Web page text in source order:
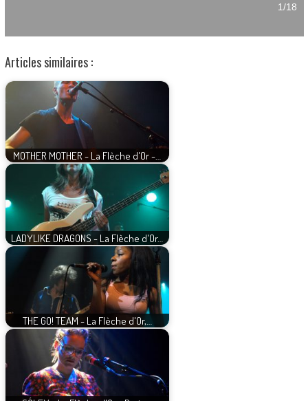
Articles similaires :
MOTHER MOTHER - La Flèche d'Or -…
LADYLIKE DRAGONS - La Flèche d'Or…
THE GO! TEAM - La Flèche d'Or,…